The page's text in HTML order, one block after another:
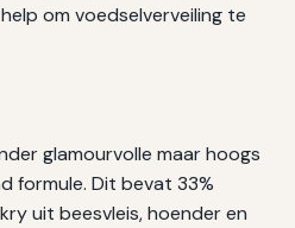
om voedselverveiling te
glamourvolle maar hoogs
formule. Dit bevat 33%
uit beesvleis, hoender en